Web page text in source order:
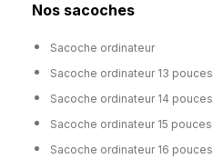
Nos sacoches
Sacoche ordinateur
Sacoche ordinateur 13 pouces
Sacoche ordinateur 14 pouces
Sacoche ordinateur 15 pouces
Sacoche ordinateur 16 pouces